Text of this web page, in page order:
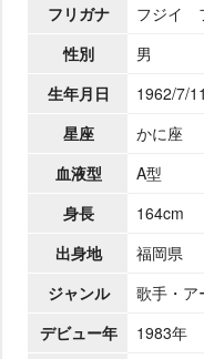
フリガナ
フジイ
性別
男
生年月日
1962/7/11
星座
かに座
血液型
A型
身長
164cm
出身地
福岡県
ジャンル
歌手・ア
デビュー年
1983年